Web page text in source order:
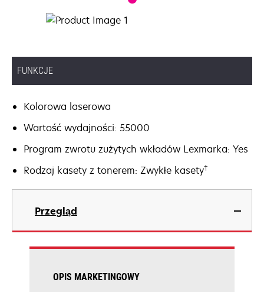
FUNKCJE
Kolorowa laserowa
Wartość wydajności: 55000
Program zwrotu zużytych wkładów Lexmarka: Yes
Rodzaj kasety z tonerem: Zwykłe kasety†
Przegląd
OPIS MARKETINGOWY